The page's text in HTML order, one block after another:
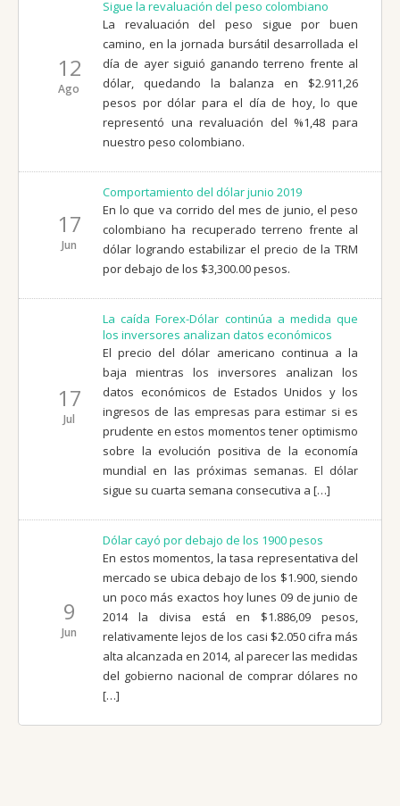
12
Ago
Sigue la revaluación del peso colombiano
La revaluación del peso sigue por buen
camino, en la jornada bursátil desarrollada el
día de ayer siguió ganando terreno frente al
dólar, quedando la balanza en $2.911,26
pesos por dólar para el día de hoy, lo que
representó una revaluación del %1,48 para
nuestro peso colombiano.
17
Jun
Comportamiento del dólar junio 2019
En lo que va corrido del mes de junio, el peso
colombiano ha recuperado terreno frente al
dólar logrando estabilizar el precio de la TRM
por debajo de los $3,300.00 pesos.
17
Jul
La caída Forex-Dólar continúa a medida que
los inversores analizan datos económicos
El precio del dólar americano continua a la
baja mientras los inversores analizan los
datos económicos de Estados Unidos y los
ingresos de las empresas para estimar si es
prudente en estos momentos tener optimismo
sobre la evolución positiva de la economía
mundial en las próximas semanas. El dólar
sigue su cuarta semana consecutiva a […]
9
Jun
Dólar cayó por debajo de los 1900 pesos
En estos momentos, la tasa representativa del
mercado se ubica debajo de los $1.900, siendo
un poco más exactos hoy lunes 09 de junio de
2014 la divisa está en $1.886,09 pesos,
relativamente lejos de los casi $2.050 cifra más
alta alcanzada en 2014, al parecer las medidas
del gobierno nacional de comprar dólares no
[…]